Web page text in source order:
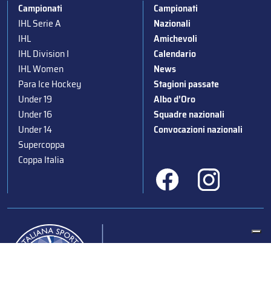
Campionati
IHL Serie A
IHL
IHL Division I
IHL Women
Para Ice Hockey
Under 19
Under 16
Under 14
Supercoppa
Coppa Italia
Campionati
Nazionali
Amichevoli
Calendario
News
Stagioni passate
Albo d’Oro
Squadre nazionali
Convocazioni nazionali